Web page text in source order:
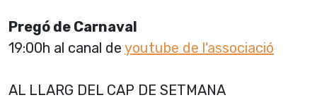
Pregó de Carnaval
19:00h al canal de youtube de l'associació
AL LLARG DEL CAP DE SETMANA